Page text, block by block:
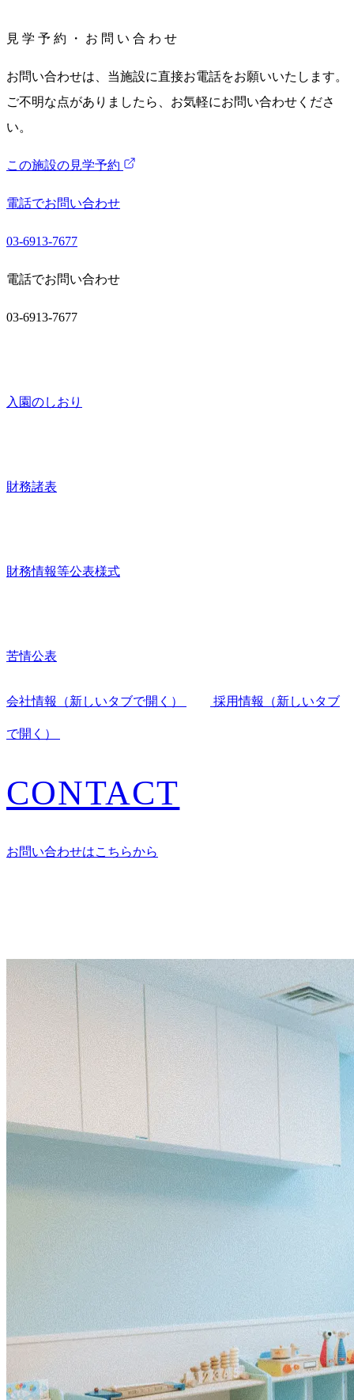
見 学 予 約 ・ お 問 い 合 わ せ
お問い合わせは、当施設に直接お電話をお願いいたします。
ご不明な点がありましたら、お気軽にお問い合わせくださ
い。
この施設の見学予約
電話でお問い合わせ
03-6913-7677
電話でお問い合わせ
03-6913-7677
入園のしおり
財務諸表
財務情報等公表様式
苦情公表
会社情報 （新しいタブで開く） 採用情報 （新しいタブ
で開く）
CONTACT
お問い合わせはこちらから